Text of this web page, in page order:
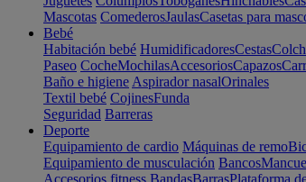
Mascotas ComederosJaulasCasetas para
Bebé
Habitación bebé HumidificadoresCestas
Paseo CocheMochilasAccesoriosCapazos
Baño e higiene Aspirador nasalOrinales
Textil bebé CojinesFunda
Seguridad Barreras
Deporte
Equipamiento de cardio Máquinas de remo
Equipamiento de musculación Bancos
Accesorios fitness BandasBarrasPlataforma